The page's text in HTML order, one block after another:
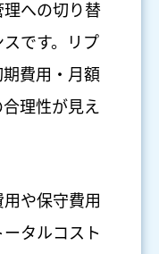
理への切り替
です。リプ
費用・月額
理性が見え
や保守費用
タルコスト